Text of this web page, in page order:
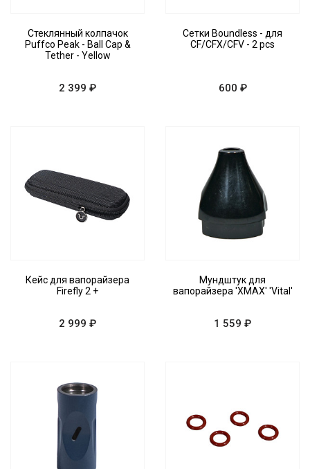
Стеклянный колпачок
Puffco Peak - Ball Cap &
Tether - Yellow
2 399 ₽
Сетки Boundless - для
CF/CFX/CFV - 2 pcs
600 ₽
Кейс для вапорайзера
Firefly 2 +
2 999 ₽
Мундштук для
вапорайзера 'XMAX' 'Vital'
1 559 ₽